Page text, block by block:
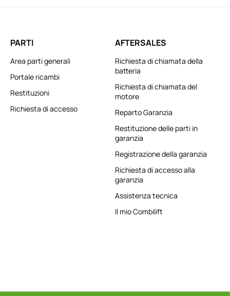
PARTI
Area parti generali
Portale ricambi
Restituzioni
Richiesta di accesso
AFTERSALES
Richiesta di chiamata della
batteria
Richiesta di chiamata del
motore
Reparto Garanzia
Restituzione delle parti in
garanzia
Registrazione della garanzia
Richiesta di accesso alla
garanzia
Assistenza tecnica
Il mio Combilift